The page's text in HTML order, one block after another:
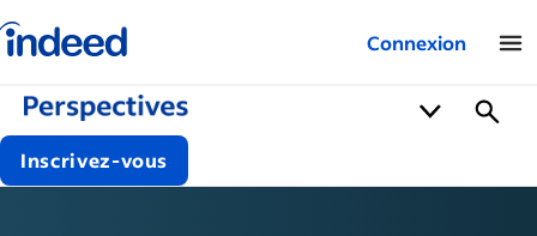
Indeed – Entreprises Connexion
Inscrivez-vous